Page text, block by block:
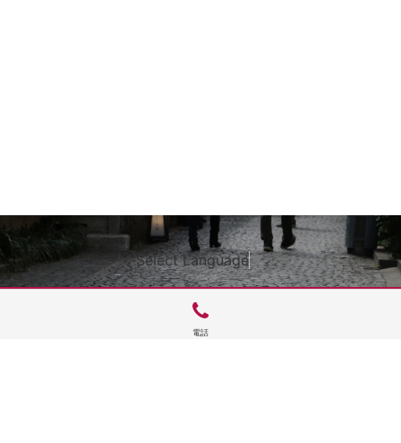
Select Language▼
電話